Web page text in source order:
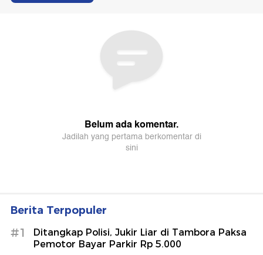
Berita Terpopuler
#1
Ditangkap Polisi, Jukir Liar di Tambora Paksa
Pemotor Bayar Parkir Rp 5.000